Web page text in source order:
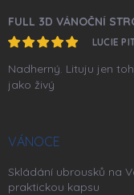
FULL 3D VÁNOČNÍ
LUCIE
Nadherný. Lituju jen
jako živý
VÁNOCE
Skládání ubrousků na
praktickou kapsu